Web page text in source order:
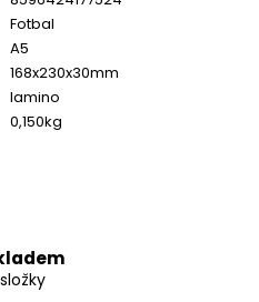
Fotbal
A5
168x230x30mm
lamino
0,150kg